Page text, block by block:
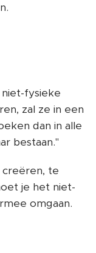
fysieke
zal ze in een
dan in alle
bestaan."
te
je het niet-
omgaan.